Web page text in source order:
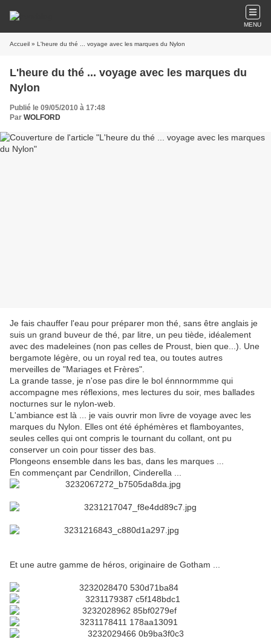
MENU
Accueil » L'heure du thé ... voyage avec les marques du Nylon
L'heure du thé ... voyage avec les marques du
Nylon
Publié le 09/05/2010 à 17:48
Par WOLFORD
Je fais chauffer l'eau pour préparer mon thé, sans être anglais je
suis un grand buveur de thé, par litre, un peu tiède, idéalement
avec des madeleines (non pas celles de Proust, bien que...). Une
bergamote légère, ou un royal red tea, ou toutes autres
merveilles de "Mariages et Frères".
La grande tasse, je n'ose pas dire le bol énnnormmme qui
accompagne mes réflexions, mes lectures du soir, mes ballades
nocturnes sur le nylon-web.
L'ambiance est là ... je vais ouvrir mon livre de voyage avec les
marques du Nylon. Elles ont été éphémères et flamboyantes,
seules celles qui ont compris le tournant du collant, ont pu
conserver un coin pour tisser des bas.
Plongeons ensemble dans les bas, dans les marques ...
En commençant par Cendrillon, Cinderella ...
Et une autre gamme de héros, originaire de Gotham ...